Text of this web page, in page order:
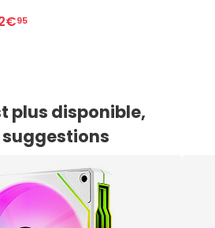
95
plus disponible,